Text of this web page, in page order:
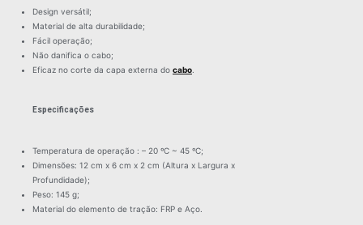
Design versátil;
Material de alta durabilidade;
Fácil operação;
Não danifica o cabo;
Eficaz no corte da capa externa do cabo
Especificações
Temperatura de operação : – 20 ºC ~ 45 ºC;
Dimensões: 12 cm x 6 cm x 2 cm (Altura x Largura x
Profundidade);
Peso: 145 g;
Material do elemento de tração: FRP e Aço.